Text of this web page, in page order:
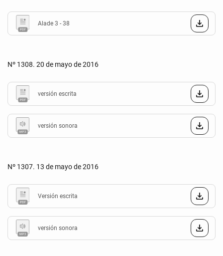
Alade 3 - 38
Nº 1308. 20 de mayo de 2016
versión escrita
versión sonora
Nº 1307. 13 de mayo de 2016
Versión escrita
versión sonora